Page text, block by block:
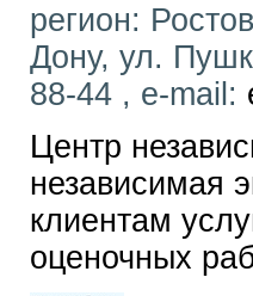
регион:
Дону, ул.
88-44 , e-mail:
Центр
независимая
клиентам
оценочных